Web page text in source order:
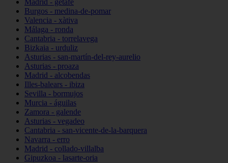
Madrid - getafe
Burgos - medina-de-pomar
Valencia - xàtiva
Málaga - ronda
Cantabria - torrelavega
Bizkaia - urduliz
Asturias - san-martín-del-rey-aurelio
Asturias - proaza
Madrid - alcobendas
Illes-balears - ibiza
Sevilla - bormujos
Murcia - águilas
Zamora - galende
Asturias - vegadeo
Cantabria - san-vicente-de-la-barquera
Navarra - erro
Madrid - collado-villalba
Gipuzkoa - lasarte-oria